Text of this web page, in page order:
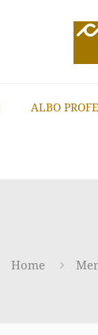
ALBO
Home